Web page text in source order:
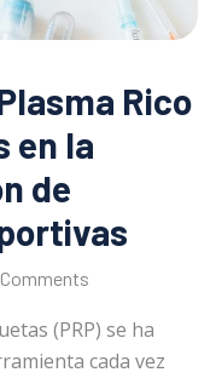
Rico
en la
de
(PRP) se ha
cada vez